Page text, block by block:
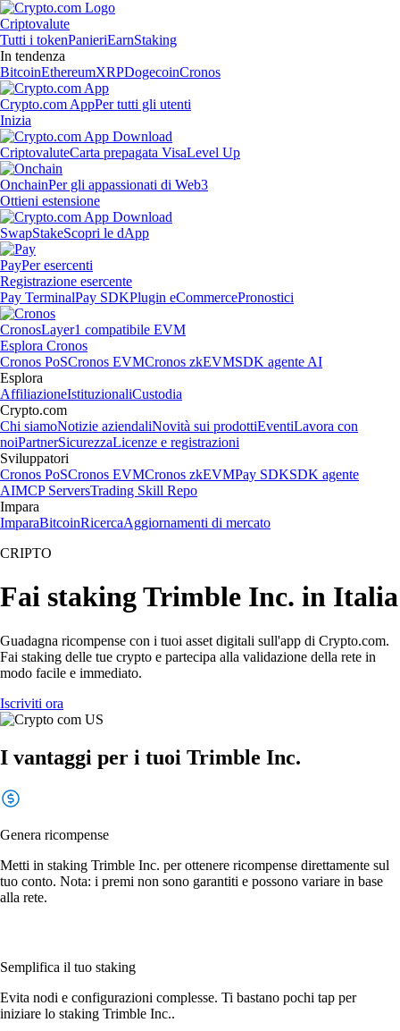
Criptovalute
Tutti i tokenPanieriEarnStaking
In tendenza
BitcoinEthereumXRPDogecoinCronos
Crypto.com AppPer tutti gli utenti
Inizia
CriptovaluteCarta prepagata VisaLevel Up
OnchainPer gli appassionati di Web3
Ottieni estensione
SwapStakeScopri le dApp
PayPer esercenti
Registrazione esercente
Pay TerminalPay SDKPlugin eCommercePronostici
CronosLayer1 compatibile EVM
Esplora Cronos
Cronos PoSCronos EVMCronos zkEVMSDK agente AI
Esplora
AffiliazioneIstituzionaliCustodia
Crypto.com
Chi siamoNotizie aziendaliNovità sui prodottiEventiLavora con
noiPartnerSicurezzaLicenze e registrazioni
Sviluppatori
Cronos PoSCronos EVMCronos zkEVMPay SDKSDK agente
AIMCP ServersTrading Skill Repo
Impara
ImparaBitcoinRicercaAggiornamenti di mercato
CRIPTO
Fai staking Trimble Inc. in Italia
Guadagna ricompense con i tuoi asset digitali sull'app di Crypto.com.
Fai staking delle tue crypto e partecipa alla validazione della rete in
modo facile e immediato.
Iscriviti ora
I vantaggi per i tuoi Trimble Inc.
Genera ricompense
Metti in staking Trimble Inc. per ottenere ricompense direttamente sul
tuo conto. Nota: i premi non sono garantiti e possono variare in base
alla rete.
Semplifica il tuo staking
Evita nodi e configurazioni complesse. Ti bastano pochi tap per
iniziare lo staking Trimble Inc..